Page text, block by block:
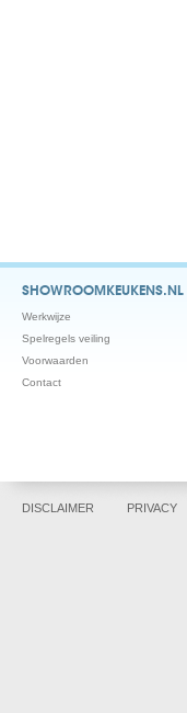
SHOWROOMKEUKENS.NL
Werkwijze
Spelregels veiling
Voorwaarden
Contact
DISCLAIMER PRIVACY